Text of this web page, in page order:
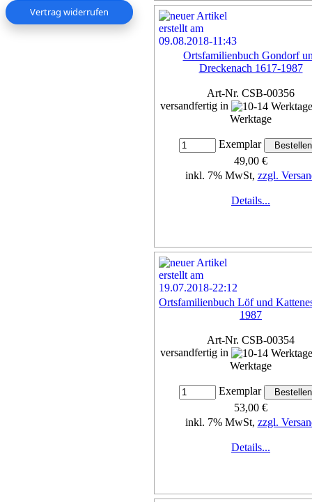
Vertrag widerrufen
Ortsfamilienbuch Gondorf
Dreckenach 1617-1987
Art-Nr. CSB-00356
versandfertig in
Werktage
Exemplar
49,00 €
inkl. 7% MwSt, zzgl.
Details...
Ortsfamilienbuch Löf und
1987
Art-Nr. CSB-00354
versandfertig in
Werktage
Exemplar
53,00 €
inkl. 7% MwSt, zzgl.
Details...